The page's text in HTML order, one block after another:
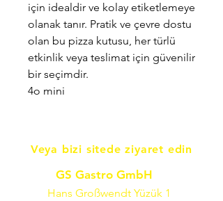
için idealdir ve kolay etiketlemeye
olanak tanır. Pratik ve çevre dostu
olan bu pizza kutusu, her türlü
etkinlik veya teslimat için güvenilir
bir seçimdir.
4o mini
Veya bizi sitede ziyaret edin
GS Gastro GmbH
Hans Großwendt Yüzük 1